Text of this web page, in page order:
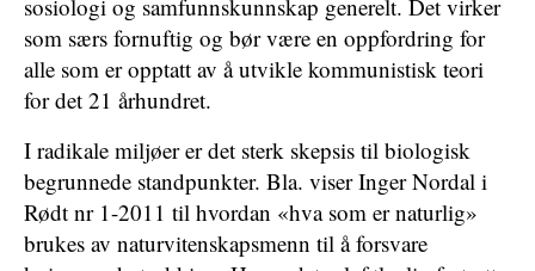
sosiologi og samfunnskunnskap generelt. Det virker
som særs fornuftig og bør være en oppfordring for
alle som er opptatt av å utvikle kommunistisk teori
for det 21 århundret.
I radikale miljøer er det sterk skepsis til biologisk
begrunnede standpunkter. Bla. viser Inger Nordal i
Rødt nr 1-2011 til hvordan «hva som er naturlig»
brukes av naturvitenskapsmenn til å forsvare